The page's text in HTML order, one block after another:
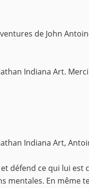
de John
Indiana Art.
Indiana Art,
défend ce qui lui
mentales. En